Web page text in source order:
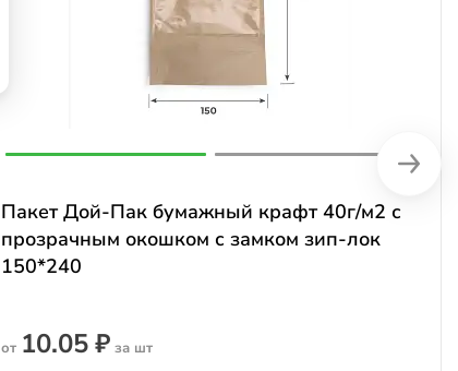
Пакет Дой-Пак бумажный крафт 40г/м2 с
прозрачным окошком с замком зип-лок
150*240
от 10.05 ₽ за шт